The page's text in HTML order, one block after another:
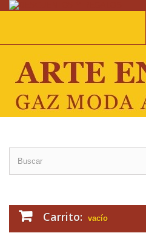
Carrito: vacío